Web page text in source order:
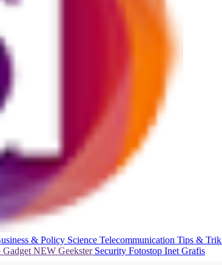
& Policy Science Telecommunication Tips & Trik
Gadget NEW Geekster Security Fotostop Inet Grafis